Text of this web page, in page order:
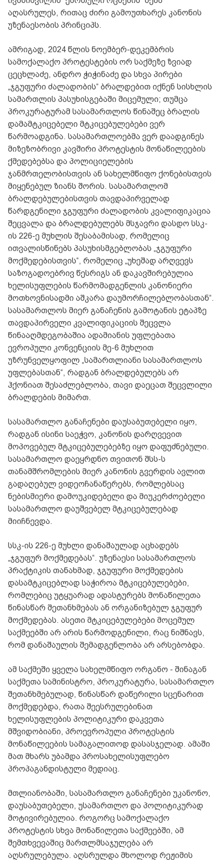
აღასრულეს, რითაც ძირი გამოუთხარეს კანონის
უზენაესობის პრინციპს.
ამრიგად, 2024 წლის ნოემბერ-დეკემბრის
სამოქალაქო პროტესტების ორ საქმეზე ზვიად
ცეცხლაძე, ანდრო ჭიჭინაძე და სხვა პირები
„ჯგუფური ძალადობის“ ბრალდებით იქნენ სისხლის
სამართლის პასუხისგებაში მიცემული; თუმცა
პროკურატურამ სასამართლოს წინაშეც ბრალის
დამამტკიცებელი მტკიცებულებები ვერ
წარმოადგინა. სასამართლოებმა ვერ დაადგინეს
მიზეზობრივი კავშირი პროტესტის მონაწილეების
ქმედებებსა და პოლიციელების
ჯანმრთელობისთვის ან სახელმწიფო ქონებისთვის
მიყენებულ ზიანს შორის. სასამართლომ
ბრალდებულებისთვის თავდაპირველად
წარდგენილი ჯგუფური ძალადობის კვალიფიკაცია
შეცვალა და ბრალდებულებს მსჯავრი დასდო სსკ-
ის 226-ე მუხლის შესაბამისად, რომელიც
ითვალისწინებს პასუხისმგებლობას „ჯგუფური
მოქმედებისთვის“, რომელიც „უხეშად არღვევს
საზოგადოებრივ წესრიგს ან დაკავშირებულია
ხელისუფლების წარმომადგენლის კანონიერი
მოთხოვნისადმი აშკარა დაუმორჩილებლობასთან“.
სასამართლოს მიერ განაჩენის გამოტანის ეტაპზე
თავდაპირველი კვალიფიკაციის შეცვლა
წინააღმდეგობაშია ადამიანის უფლებათა
ევროპული კონვენციის მე-6 მუხლით
უზრუნველყოფილ „სამართლიანი სასამართლოს
უფლებასთან“, რადგან ბრალდებულებს არ
ჰქონიათ შესაძლებლობა, თავი დაეცათ შეცვლილი
ბრალდების მიმართ.
სასამართლო განაჩენები დაუსაბუთებელი იყო,
რადგან ისინი საეჭვო, კანონის დარღვევით
მოპოვებულ მტკიცებულებებზე იყო დაფუძნებული.
სასამართლო დაეყრდნო თვითონ შსს-ს
თანამშრომლების მიერ კანონის გვერდის ავლით
გადაღებულ ვიდეოჩანაწერებს, რომლებსაც
ნებისმიერი დამოუკიდებელი და მიუკერძოებელი
სასამართლო დაუშვებელ მტკიცებულებად
მიიჩნევდა.
სსკ-ის 226-ე მუხლი დანაშაულად აცხადებს
„ჯგუფურ მოქმედებას“. უზენაესი სასამართლოს
პრაქტიკის თანახმად, ჯგუფური მოქმედების
დასამტკიცებლად საჭიროა მტკიცებულებები,
რომლებიც უტყუარად ადასტურებს მონაწილეთა
წინასწარ შეთანხმებას ან ორგანიზებულ ჯგუფურ
მოქმედებას. ასეთი მტკიცებულებები მოცემულ
საქმეებში არ არის წარმოდგენილი, რაც ნიშნავს,
რომ დანაშაულის შემადგენლობა არ არსებობდა.
ამ საქმეში ყველა სახელმწიფო ორგანო - შინაგან
საქმეთა სამინისტრო, პროკურატურა, სასამართლო
შეთანხმებულად, წინასწარ დაწერილი სცენარით
მოქმედებდა, რათა შეესრულებინათ
ხელისუფლების პოლიტიკური დაკვეთა
მშვიდობიანი, პროევროპული პროტესტის
მონაწილეების სამაგალითოდ დასასჯელად. ამაში
მათ მხარს უბამდა პროსახელისუფლებო
პროპაგანდისტული მედიაც.
მთლიანობაში, სასამართლო განაჩენები უკანონო,
დაუსაბუთებელი, უსამართლო და პოლიტიკურად
მოტივირებულია. როგორც სამოქალაქო
პროტესტის სხვა მონაწილეთა საქმეებში, ამ
შემთხვევაშიც მართლმსაჯულება არ
აღსრულებულა. აღსრულდა მხოლოდ რეჟიმის